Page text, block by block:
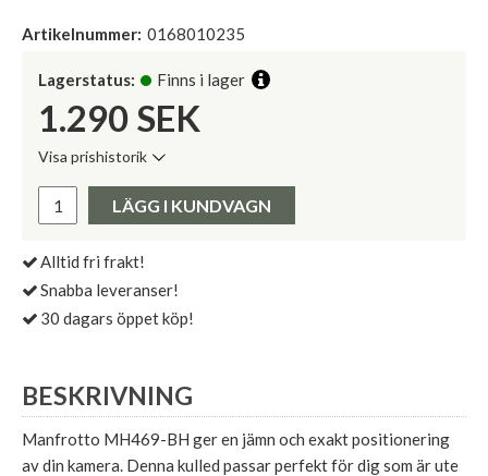
Artikelnummer: 0168010235
Lagerstatus: Finns i lager
1.290 SEK
Visa prishistorik
Pris:
LÄGG I KUNDVAGN
Alltid fri frakt!
Snabba leveranser!
30 dagars öppet köp!
BESKRIVNING
Manfrotto MH469-BH ger en jämn och exakt positionering
av din kamera. Denna kulled passar perfekt för dig som är ute